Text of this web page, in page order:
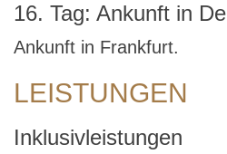
16. Tag: Ankunft in
Ankunft in Frankfurt.
LEISTUNGEN
Inklusivleistungen